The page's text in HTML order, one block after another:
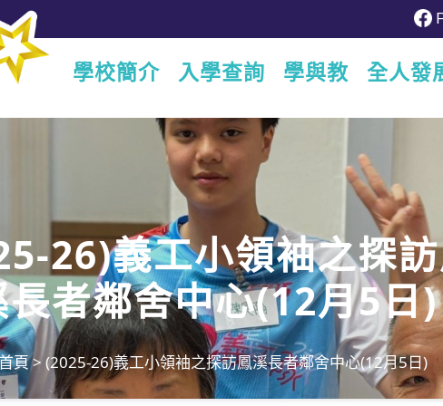
學校簡介 入學查詢 學與教 全人發
26)義工小領袖之探
長者鄰舍中心(12月5日)
頁> (2025-26)義工小領袖之探訪鳳溪長者鄰舍中心(12月5日)